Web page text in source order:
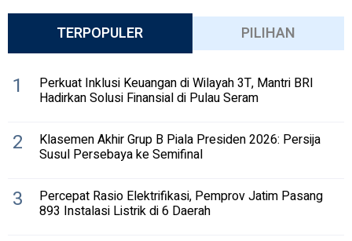
TERPOPULER PILIHAN
1 Perkuat Inklusi Keuangan di Wilayah 3T, Mantri BRI
Hadirkan Solusi Finansial di Pulau Seram
2 Klasemen Akhir Grup B Piala Presiden 2026: Persija
Susul Persebaya ke Semifinal
3 Percepat Rasio Elektrifikasi, Pemprov Jatim Pasang
893 Instalasi Listrik di 6 Daerah